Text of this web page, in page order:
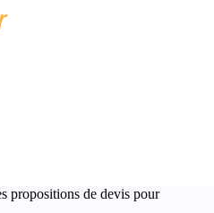
propositions de devis pour